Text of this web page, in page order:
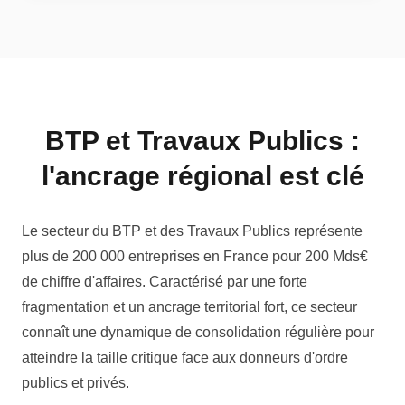
BTP et Travaux Publics :
l'ancrage régional est clé
Le secteur du BTP et des Travaux Publics représente
plus de 200 000 entreprises en France pour 200 Mds€
de chiffre d'affaires. Caractérisé par une forte
fragmentation et un ancrage territorial fort, ce secteur
connaît une dynamique de consolidation régulière pour
atteindre la taille critique face aux donneurs d'ordre
publics et privés.